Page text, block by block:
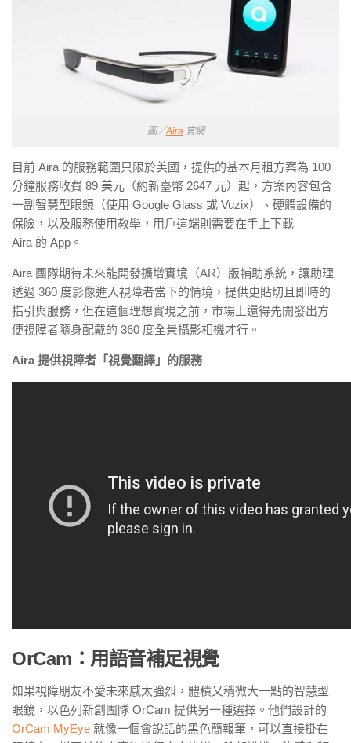
圖／Aira官網
目前 Aira 的服務範圍只限於美國，提供的基本月租方案為 100
分鐘服務收費 89 美元（約新臺幣 2647 元）起，方案內容包含
一副智慧型眼鏡（使用 Google Glass 或 Vuzix）、硬體設備的
保險，以及服務使用教學，用戶這端則需要在手上下載
Aira 的 App 。
Aira 團隊期待未來能開發擴增實境（AR）版輔助系統，讓助理
透過 360 度影像進入視障者當下的情境，提供更貼切且即時的
指引與服務，但在這個理想實現之前，市場上還得先開發出方
便視障者隨身配戴的 360 度全景攝影相機才行。
Aira 提供視障者「視覺翻譯」的服務
OrCam：用語音補足視覺
如果視障朋友不愛未來感太強烈，體積又稍微大一點的智慧型
眼鏡，以色列新創團隊 OrCam 提供另一種選擇。他們設計的
OrCam MyEye 就像一個會說話的黑色簡報筆，可以直接掛在